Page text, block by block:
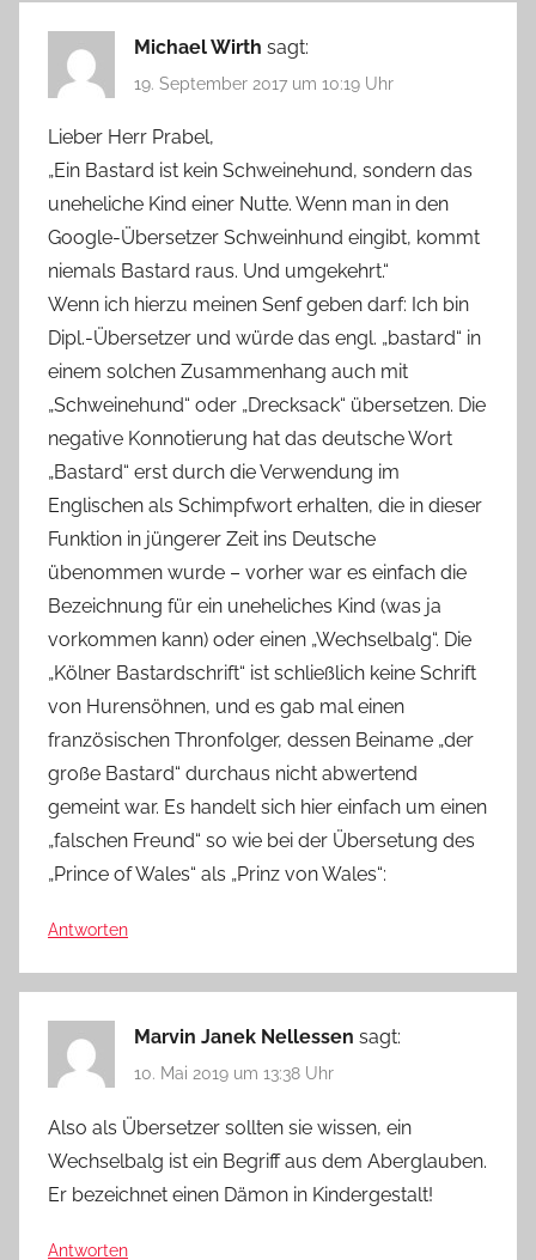
Michael Wirth sagt:
19. September 2017 um 10:19 Uhr
Lieber Herr Prabel,
„Ein Bastard ist kein Schweinehund, sondern das
uneheliche Kind einer Nutte. Wenn man in den
Google-Übersetzer Schweinhund eingibt, kommt
niemals Bastard raus. Und umgekehrt.“
Wenn ich hierzu meinen Senf geben darf: Ich bin
Dipl.-Übersetzer und würde das engl. „bastard“ in
einem solchen Zusammenhang auch mit
„Schweinehund“ oder „Drecksack“ übersetzen. Die
negative Konnotierung hat das deutsche Wort
„Bastard“ erst durch die Verwendung im
Englischen als Schimpfwort erhalten, die in dieser
Funktion in jüngerer Zeit ins Deutsche
übenommen wurde – vorher war es einfach die
Bezeichnung für ein uneheliches Kind (was ja
vorkommen kann) oder einen „Wechselbalg“. Die
„Kölner Bastardschrift“ ist schließlich keine Schrift
von Hurensöhnen, und es gab mal einen
französischen Thronfolger, dessen Beiname „der
große Bastard“ durchaus nicht abwertend
gemeint war. Es handelt sich hier einfach um einen
„falschen Freund“ so wie bei der Übersetung des
„Prince of Wales“ als „Prinz von Wales“:
Antworten
Marvin Janek Nellessen sagt:
10. Mai 2019 um 13:38 Uhr
Also als Übersetzer sollten sie wissen, ein
Wechselbalg ist ein Begriff aus dem Aberglauben.
Er bezeichnet einen Dämon in Kindergestalt!
Antworten